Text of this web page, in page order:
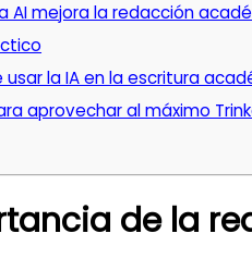
AI mejora la redacción
usar la IA en la escritura
aprovechar al máximo
de la